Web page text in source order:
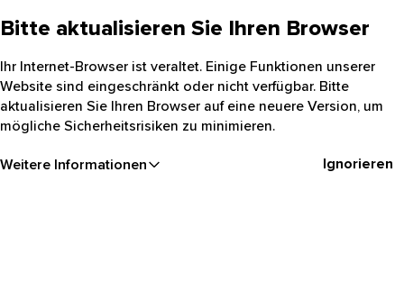
Bitte aktualisieren Sie Ihren Browser
Ihr Internet-Browser ist veraltet. Einige Funktionen unserer
Website sind eingeschränkt oder nicht verfügbar. Bitte
aktualisieren Sie Ihren Browser auf eine neuere Version, um
mögliche Sicherheitsrisiken zu minimieren.
Weitere Informationen Ignorieren